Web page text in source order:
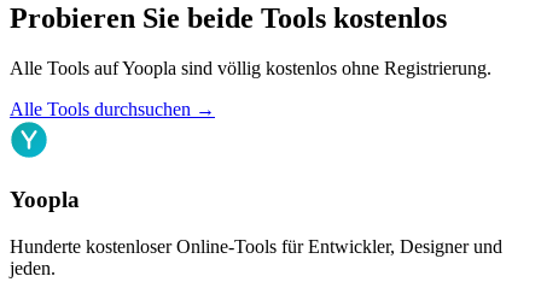
Probieren Sie beide Tools kostenlos
Alle Tools auf Yoopla sind völlig kostenlos ohne Registrierung.
Alle Tools durchsuchen →
Yoopla
Hunderte kostenloser Online-Tools für Entwickler, Designer und
jeden.